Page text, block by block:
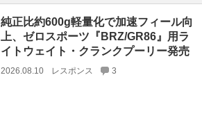
純正比約600g軽量化で加速フィール向
上、ゼロスポーツ『BRZ/GR86』用ラ
イトウェイト・クランクプーリー発売
2026.08.10 レスポンス 3